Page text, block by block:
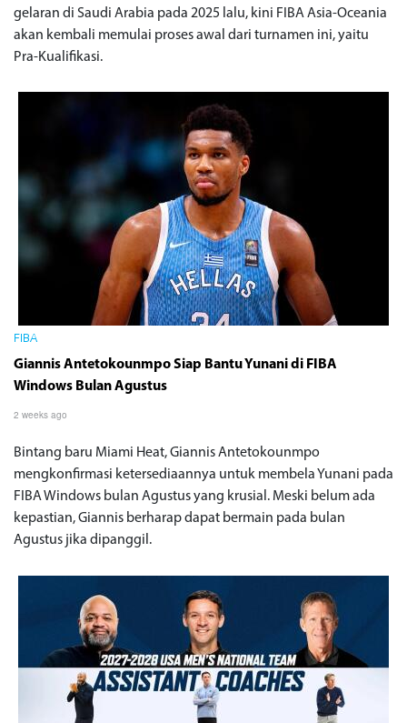
gelaran di Saudi Arabia pada 2025 lalu, kini FIBA Asia-Oceania
akan kembali memulai proses awal dari turnamen ini, yaitu
Pra-Kualifikasi.
FIBA
Giannis Antetokounmpo Siap Bantu Yunani di FIBA
Windows Bulan Agustus
2 weeks ago
Bintang baru Miami Heat, Giannis Antetokounmpo
mengkonfirmasi ketersediaannya untuk membela Yunani pada
FIBA ​​​​Windows bulan Agustus yang krusial. Meski belum ada
kepastian, Giannis berharap dapat bermain pada bulan
Agustus jika dipanggil.